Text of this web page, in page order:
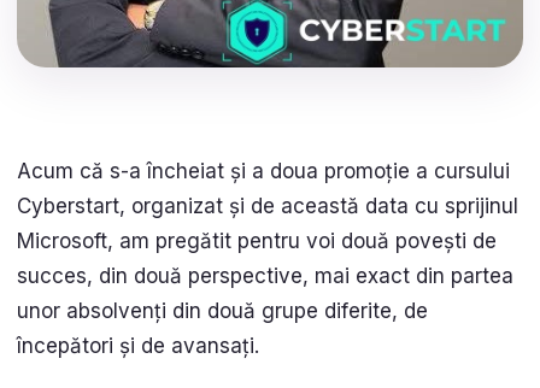
Acum că s-a încheiat și a doua promoție a cursului
Cyberstart, organizat și de această data cu sprijinul
Microsoft, am pregătit pentru voi două povești de
succes, din două perspective, mai exact din partea
unor absolvenți din două grupe diferite, de
începători și de avansați.